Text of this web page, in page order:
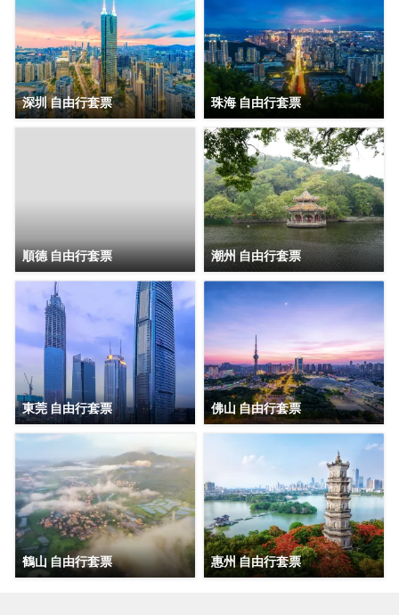
深圳 自由行套票 珠海 自由行套票
順德 自由行套票 潮州 自由行套票
東莞 自由行套票 佛山 自由行套票
鶴山 自由行套票 惠州 自由行套票